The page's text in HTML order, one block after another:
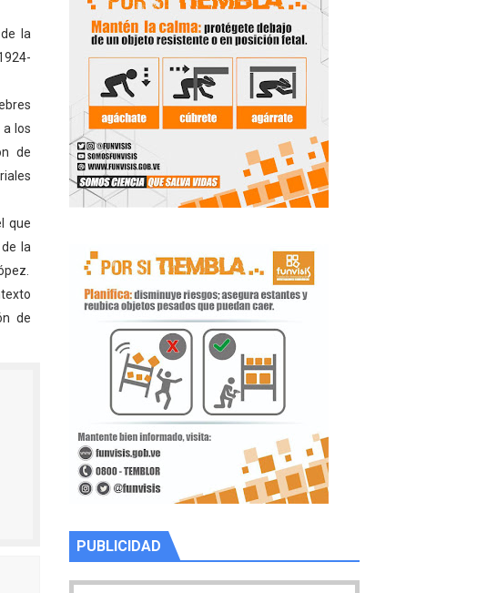
de la Unacom
la
los
de
que
la
de
PUBLICIDAD